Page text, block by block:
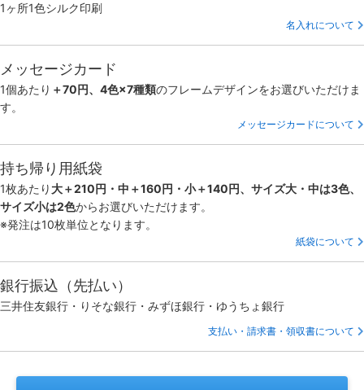
1ヶ所1色シルク印刷
名入れについて
メッセージカード
1個あたり ＋70円、4色×7種類のフレームデザインをお選びいただけま
す。
メッセージカードについて
持ち帰り用紙袋
1枚あたり 大＋210円・中＋160円・小＋140円、サイズ大・中は3色、
サイズ小は2色からお選びいただけます。
※発注は10枚単位となります。
紙袋について
銀行振込（先払い）
三井住友銀行・りそな銀行・みずほ銀行・ゆうちょ銀行
支払い・請求書・領収書について